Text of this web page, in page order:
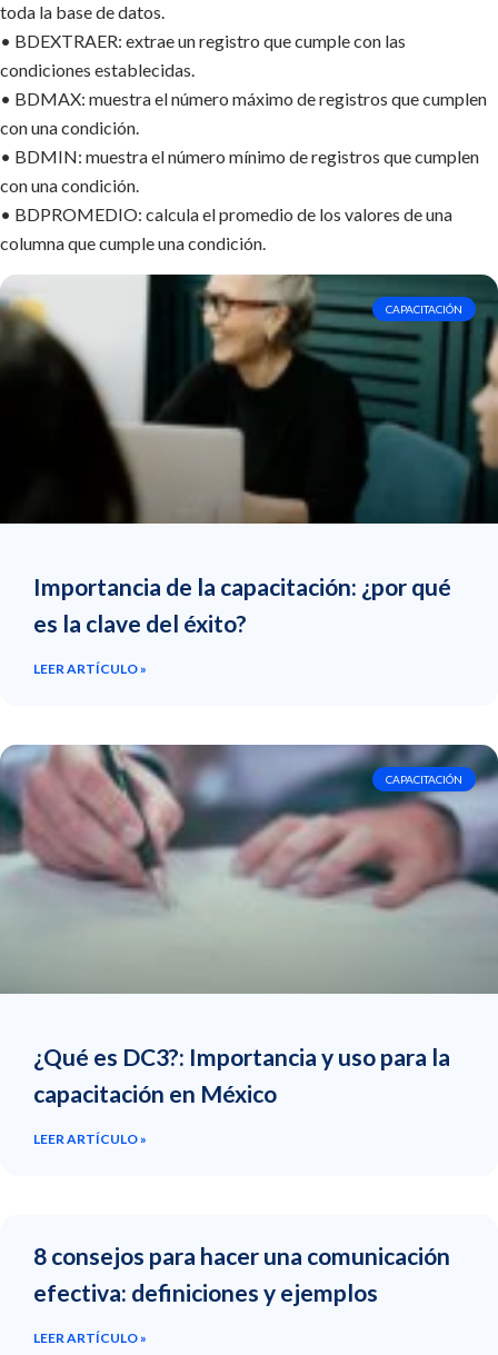
toda la base de datos.
• BDEXTRAER: extrae un registro que cumple con las
condiciones establecidas.
• BDMAX: muestra el número máximo de registros que cumplen
con una condición.
• BDMIN: muestra el número mínimo de registros que cumplen
con una condición.
• BDPROMEDIO: calcula el promedio de los valores de una
columna que cumple una condición.
CAPACITACIÓN
Importancia de la capacitación: ¿por qué
es la clave del éxito?
LEER ARTÍCULO »
CAPACITACIÓN
¿Qué es DC3?: Importancia y uso para la
capacitación en México
LEER ARTÍCULO »
8 consejos para hacer una comunicación
efectiva: definiciones y ejemplos
LEER ARTÍCULO »